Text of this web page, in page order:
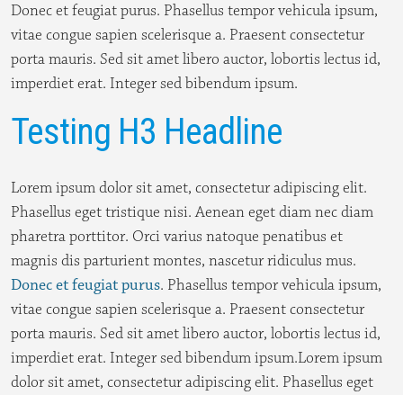
Donec et feugiat purus. Phasellus tempor vehicula ipsum,
vitae congue sapien scelerisque a. Praesent consectetur
porta mauris. Sed sit amet libero auctor, lobortis lectus id,
imperdiet erat. Integer sed bibendum ipsum.
Testing H3 Headline
Lorem ipsum dolor sit amet, consectetur adipiscing elit.
Phasellus eget tristique nisi. Aenean eget diam nec diam
pharetra porttitor. Orci varius natoque penatibus et
magnis dis parturient montes, nascetur ridiculus mus.
Donec et feugiat purus. Phasellus tempor vehicula ipsum,
vitae congue sapien scelerisque a. Praesent consectetur
porta mauris. Sed sit amet libero auctor, lobortis lectus id,
imperdiet erat. Integer sed bibendum ipsum.Lorem ipsum
dolor sit amet, consectetur adipiscing elit. Phasellus eget